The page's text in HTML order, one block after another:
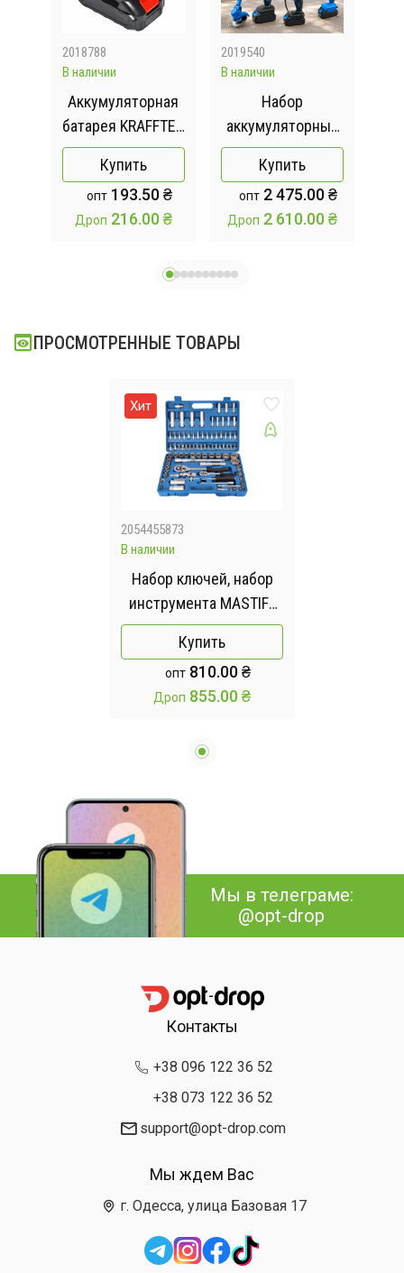
2018788
В наличии
Аккумуляторная
батарея KRAFFTEC
24V 1500mAh
Купить
опт193.50 ₴
Дроп 216.00 ₴
2019540
В наличии
Набор
аккумуляторных
инструментов
для сада 4в1
Купить
опт2 475.00 ₴
Дроп 2 610.00 ₴
ПРОСМОТРЕННЫЕ ТОВАРЫ
Хит
2054455873
В наличии
Набор ключей, набор
инструмента MASTIFF
на 108 предметов
Купить
опт 810.00 ₴
Дроп 855.00 ₴
Мы в телеграме:
@opt-drop
Контакты
+38 096 122 36 52
+38 073 122 36 52
support@opt-drop.com
Мы ждем Вас
г. Одесса, улица Базовая 17